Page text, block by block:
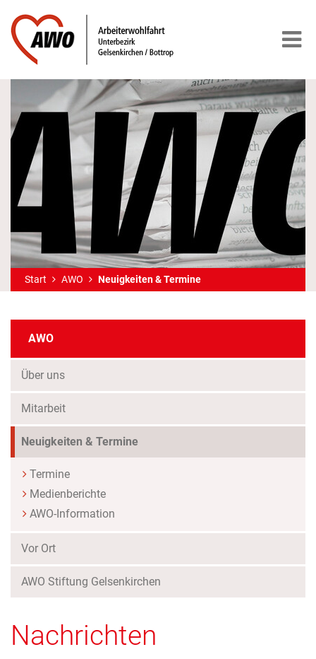
Start AWO Neuigkeiten & Termine
AWO
Über uns
Mitarbeit
Neuigkeiten & Termine
Termine
Medienberichte
AWO-Information
Vor Ort
AWO Stiftung Gelsenkirchen
Nachrichten